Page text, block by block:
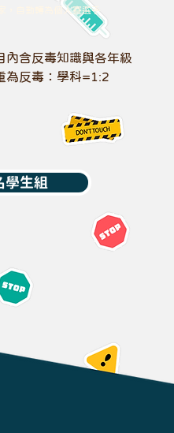
，自動轉為個人賽選手
內含反毒知識與各年級
為反毒：學科=1:2
學生組